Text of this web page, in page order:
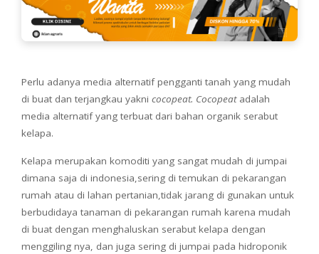
Perlu adanya media alternatif pengganti tanah yang mudah
di buat dan terjangkau yakni cocopeat. Cocopeat adalah
media alternatif yang terbuat dari bahan organik serabut
kelapa.
Kelapa merupakan komoditi yang sangat mudah di jumpai
dimana saja di indonesia,sering di temukan di pekarangan
rumah atau di lahan pertanian,tidak jarang di gunakan untuk
berbudidaya tanaman di pekarangan rumah karena mudah
di buat dengan menghaluskan serabut kelapa dengan
menggiling nya, dan juga sering di jumpai pada hidroponik